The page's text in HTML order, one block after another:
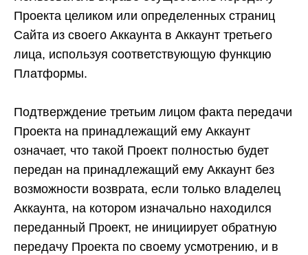
Проекта целиком или определенных страниц
Сайта из своего Аккаунта в Аккаунт третьего
лица, используя соответствующую функцию
Платформы.
Подтверждение третьим лицом факта передачи
Проекта на принадлежащий ему Аккаунт
означает, что такой Проект полностью будет
передан на принадлежащий ему Аккаунт без
возможности возврата, если только владелец
Аккаунта, на котором изначально находился
переданный Проект, не инициирует обратную
передачу Проекта по своему усмотрению, и в